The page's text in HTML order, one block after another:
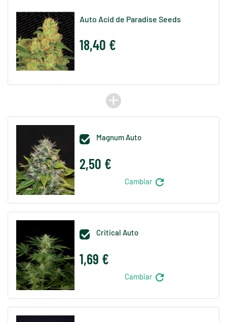
Auto Acid de Paradise Seeds
18,40 €
add
 Magnum Auto
2,50 €
Cambiar refresh
 Critical Auto
1,69 €
Cambiar refresh